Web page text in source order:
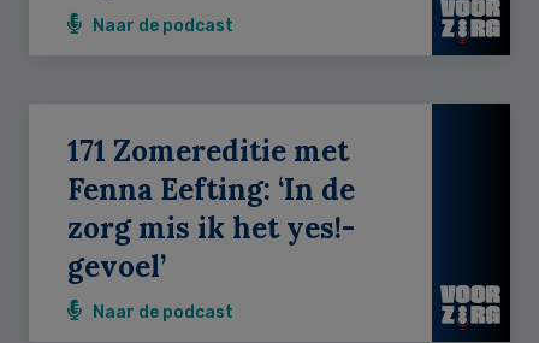
Naar de podcast
171 Zomereditie met
Fenna Eefting: ‘In de
zorg mis ik het yes!-
gevoel’
Naar de podcast